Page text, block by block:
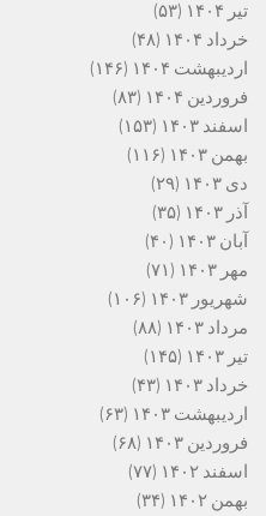
تیر ۱۴۰۴
(۵۳)
خرداد ۱۴۰۴
(۴۸)
اردیبهشت ۱۴۰۴
(۱۴۶)
فروردین ۱۴۰۴
(۸۳)
اسفند ۱۴۰۳
(۱۵۳)
بهمن ۱۴۰۳
(۱۱۶)
دی ۱۴۰۳
(۲۹)
آذر ۱۴۰۳
(۳۵)
آبان ۱۴۰۳
(۴۰)
مهر ۱۴۰۳
(۷۱)
شهریور ۱۴۰۳
(۱۰۶)
مرداد ۱۴۰۳
(۸۸)
تیر ۱۴۰۳
(۱۴۵)
خرداد ۱۴۰۳
(۴۳)
اردیبهشت ۱۴۰۳
(۶۳)
فروردین ۱۴۰۳
(۶۸)
اسفند ۱۴۰۲
(۷۷)
بهمن ۱۴۰۲
(۳۴)